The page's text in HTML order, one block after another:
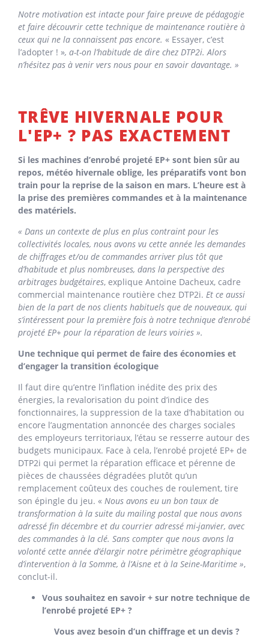
Notre motivation est intacte pour faire preuve de pédagogie
et faire découvrir cette technique de maintenance routière à
ceux qui ne la connaissent pas encore. « Essayer, c’est
l’adopter ! », a-t-on l’habitude de dire chez DTP2i. Alors
n’hésitez pas à venir vers nous pour en savoir davantage. »
TRÊVE HIVERNALE POUR
L'EP+ ? PAS EXACTEMENT
Si les machines d’enrobé projeté EP+ sont bien sûr au
repos, météo hivernale oblige, les préparatifs vont bon
train pour la reprise de la saison en mars. L’heure est à
la prise des premières commandes et à la maintenance
des matériels.
« Dans un contexte de plus en plus contraint pour les
collectivités locales, nous avons vu cette année les demandes
de chiffrages et/ou de commandes arriver plus tôt que
d’habitude et plus nombreuses, dans la perspective des
arbitrages budgétaires, explique Antoine Dacheux, cadre
commercial maintenance routière chez DTP2i. Et ce aussi
bien de la part de nos clients habituels que de nouveaux, qui
s’intéressent pour la première fois à notre technique d’enrobé
projeté EP+ pour la réparation de leurs voiries ».
Une technique qui permet de faire des économies et
d’engager la transition écologique
Il faut dire qu’entre l’inflation inédite des prix des
énergies, la revalorisation du point d’indice des
fonctionnaires, la suppression de la taxe d’habitation ou
encore l’augmentation annoncée des charges sociales
des employeurs territoriaux, l’étau se resserre autour des
budgets municipaux. Face à cela, l’enrobé projeté EP+ de
DTP2i qui permet la réparation efficace et pérenne de
pièces de chaussées dégradées plutôt qu’un
remplacement coûteux des couches de roulement, tire
son épingle du jeu. « Nous avons eu un bon taux de
transformation à la suite du mailing postal que nous avons
adressé fin décembre et du courrier adressé mi-janvier, avec
des commandes à la clé. Sans compter que nous avons la
volonté cette année d’élargir notre périmètre géographique
d’intervention à la Somme, à l’Aisne et à la Seine-Maritime »,
conclut-il.
Vous souhaitez en savoir + sur notre technique de
l’enrobé projeté EP+ ?
Vous avez besoin d’un chiffrage et un devis ?